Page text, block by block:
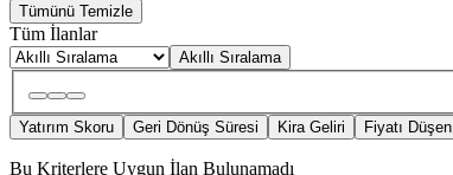
Tümünü Temizle
Tüm İlanlar
Akıllı Sıralama
Yatırım Skoru Geri Dönüş Süresi Kira Geliri Fiyatı Düşen
Bu Kriterlere Uygun İlan Bulunamadı